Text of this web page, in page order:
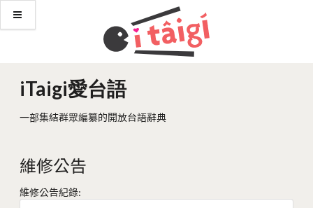
iTaigi愛台語
一部集結群眾編纂的開放台語辭典
維修公告
維修公告紀錄: